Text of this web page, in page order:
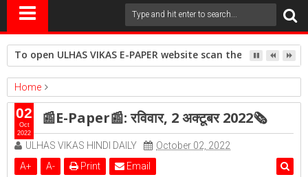
To open ULHAS VIKAS E-PAPER website scan the QR
Home
epaper
Featured 📰E-Paper📰: रविवार, 2 अक्टूबर 2022🗞
📰E-Paper📰: रविवार, 2 अक्टूबर 2022🗞
ULHAS VIKAS HINDI DAILY
October 02, 2022
A+ A- Print Email
02
Oct
2022